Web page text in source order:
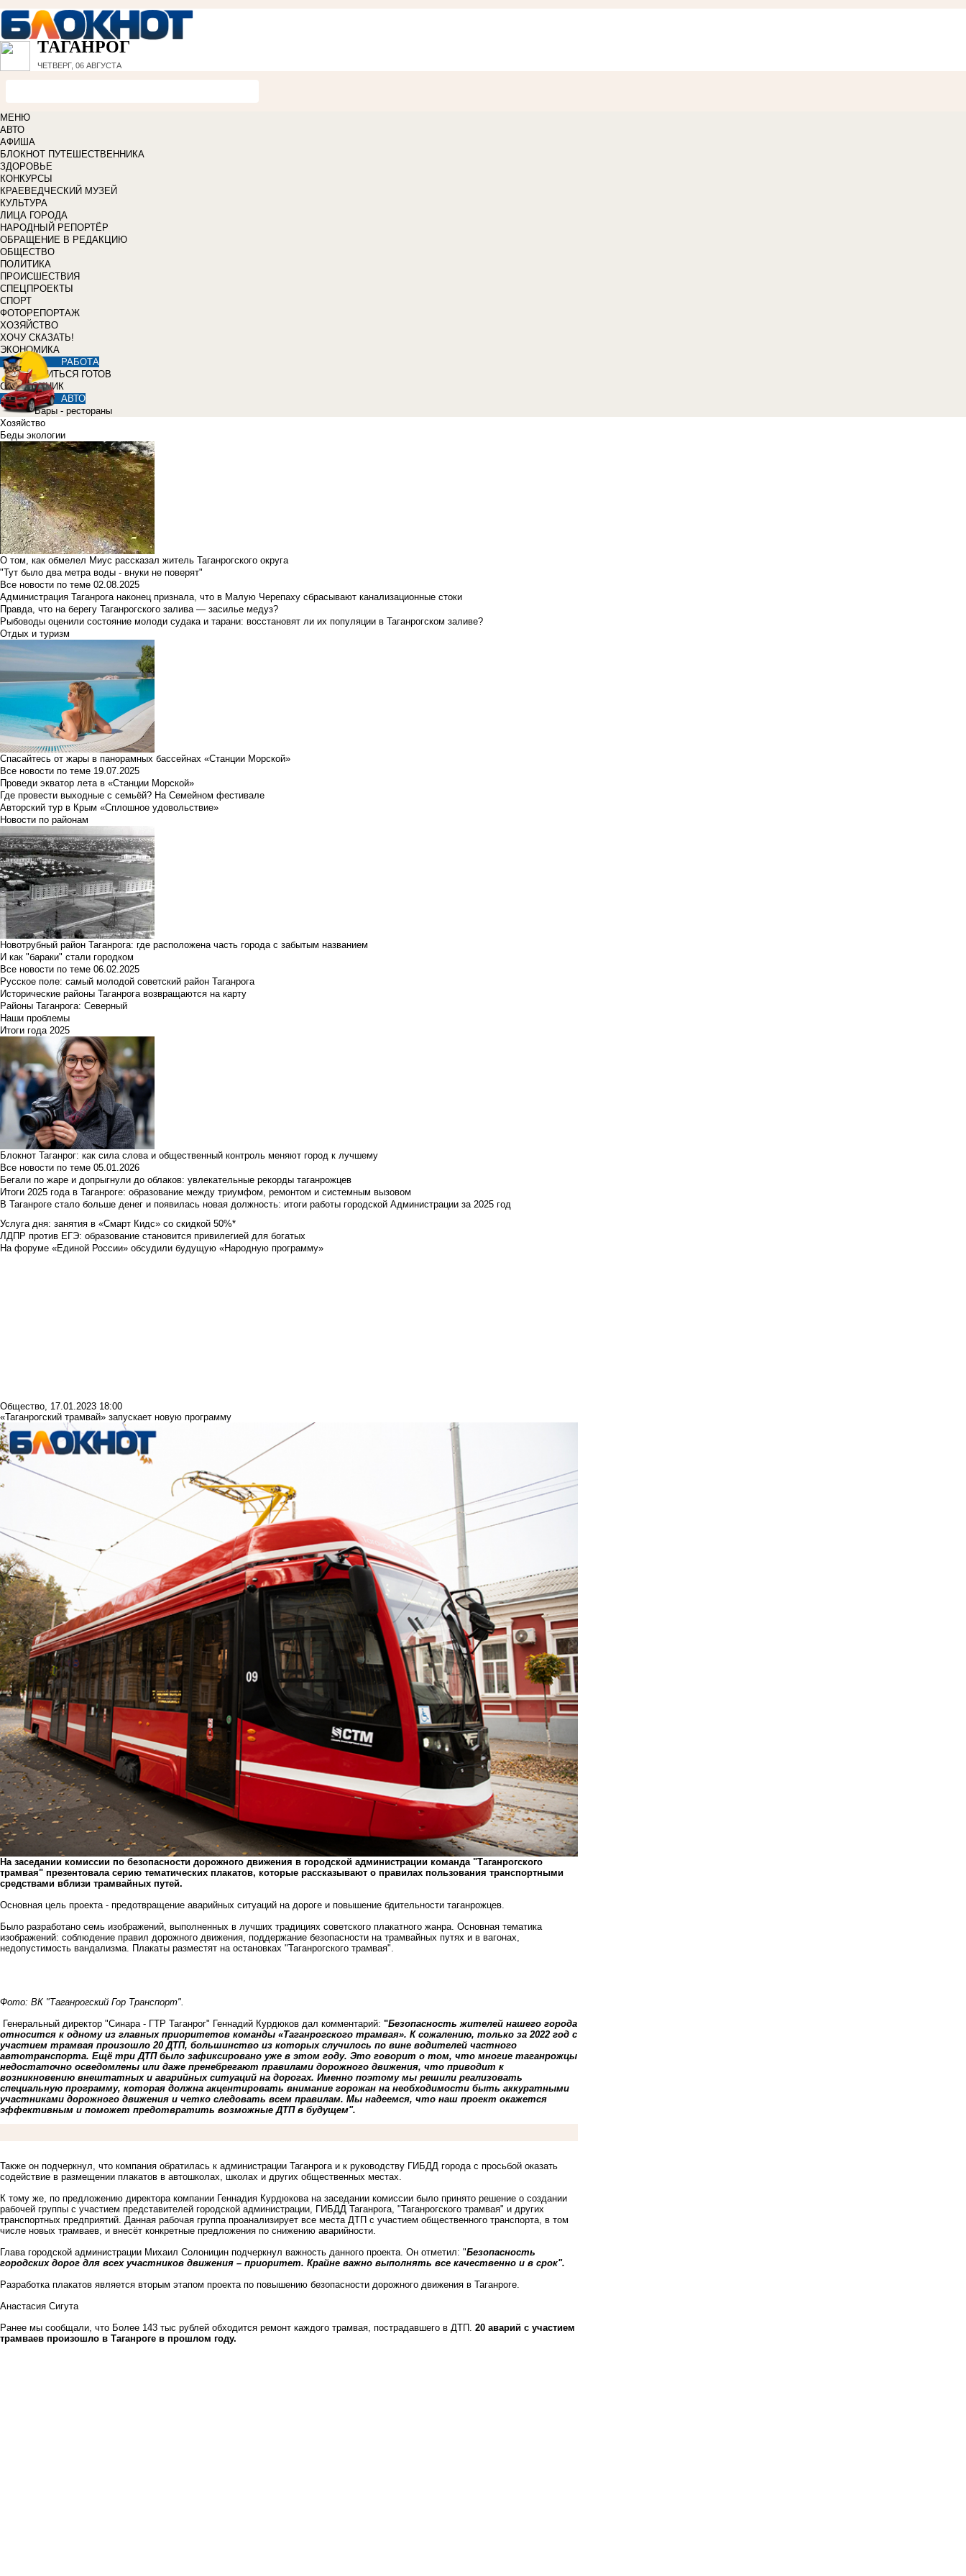
ТАГАНРОГ
ЧЕТВЕРГ, 06 АВГУСТА
МЕНЮ
АВТО
АФИША
БЛОКНОТ ПУТЕШЕСТВЕННИКА
ЗДОРОВЬЕ
КОНКУРСЫ
КРАЕВЕДЧЕСКИЙ МУЗЕЙ
КУЛЬТУРА
ЛИЦА ГОРОДА
НАРОДНЫЙ РЕПОРТЁР
ОБРАЩЕНИЕ В РЕДАКЦИЮ
ОБЩЕСТВО
ПОЛИТИКА
ПРОИСШЕСТВИЯ
СПЕЦПРОЕКТЫ
СПОРТ
ФОТОРЕПОРТАЖ
ХОЗЯЙСТВО
ХОЧУ СКАЗАТЬ!
ЭКОНОМИКА
РАБОТА
УЧИТЬСЯ ГОТОВ
СПРАВОЧНИК
АВТО
Бары - рестораны
Хозяйство
Беды экологии
О том, как обмелел Миус рассказал житель Таганрогского округа
"Тут было два метра воды - внуки не поверят"
Все новости по теме 02.08.2025
Администрация Таганрога наконец признала, что в Малую Черепаху сбрасывают канализационные стоки
Правда, что на берегу Таганрогского залива — засилье медуз?
Рыбоводы оценили состояние молоди судака и тарани: восстановят ли их популяции в Таганрогском заливе?
Отдых и туризм
Спасайтесь от жары в панорамных бассейнах «Станции Морской»
Все новости по теме 19.07.2025
Проведи экватор лета в «Станции Морской»
Где провести выходные с семьёй? На Семейном фестивале
Авторский тур в Крым «Сплошное удовольствие»
Новости по районам
Новотрубный район Таганрога: где расположена часть города с забытым названием
И как "бараки" стали городком
Все новости по теме 06.02.2025
Русское поле: самый молодой советский район Таганрога
Исторические районы Таганрога возвращаются на карту
Районы Таганрога: Северный
Наши проблемы
Итоги года 2025
Блокнот Таганрог: как сила слова и общественный контроль меняют город к лучшему
Все новости по теме 05.01.2026
Бегали по жаре и допрыгнули до облаков: увлекательные рекорды таганрожцев
Итоги 2025 года в Таганроге: образование между триумфом, ремонтом и системным вызовом
В Таганроге стало больше денег и появилась новая должность: итоги работы городской Администрации за 2025 год
Услуга дня: занятия в «Смарт Кидс» со скидкой 50%*
ЛДПР против ЕГЭ: образование становится привилегией для богатых
На форуме «Единой России» обсудили будущую «Народную программу»
Общество, 17.01.2023 18:00
«Таганрогский трамвай» запускает новую программу
На заседании комиссии по безопасности дорожного движения в городской администрации команда "Таганрогского
трамвая" презентовала серию тематических плакатов, которые рассказывают о правилах пользования транспортными
средствами вблизи трамвайных путей.
Основная цель проекта - предотвращение аварийных ситуаций на дороге и повышение бдительности таганрожцев.
Было разработано семь изображений, выполненных в лучших традициях советского плакатного жанра. Основная тематика
изображений: соблюдение правил дорожного движения, поддержание безопасности на трамвайных путях и в вагонах,
недопустимость вандализма. Плакаты разместят на остановках "Таганрогского трамвая".
Фото: ВК "Таганрогский Гор Транспорт".
Генеральный директор "Синара - ГТР Таганрог" Геннадий Курдюков дал комментарий: "Безопасность жителей нашего города
относится к одному из главных приоритетов команды «Таганрогского трамвая». К сожалению, только за 2022 год с
участием трамвая произошло 20 ДТП, большинство из которых случилось по вине водителей частного
автотранспорта. Ещё три ДТП было зафиксировано уже в этом году. Это говорит о том, что многие таганрожцы
недостаточно осведомлены или даже пренебрегают правилами дорожного движения, что приводит к
возникновению внештатных и аварийных ситуаций на дорогах. Именно поэтому мы решили реализовать
специальную программу, которая должна акцентировать внимание горожан на необходимости быть аккуратными
участниками дорожного движения и четко следовать всем правилам. Мы надеемся, что наш проект окажется
эффективным и поможет предотвратить возможные ДТП в будущем".
Также он подчеркнул, что компания обратилась к администрации Таганрога и к руководству ГИБДД города с просьбой оказать
содействие в размещении плакатов в автошколах, школах и других общественных местах.
К тому же, по предложению директора компании Геннадия Курдюкова на заседании комиссии было принято решение о создании
рабочей группы с участием представителей городской администрации, ГИБДД Таганрога, "Таганрогского трамвая" и других
транспортных предприятий. Данная рабочая группа проанализирует все места ДТП с участием общественного транспорта, в том
числе новых трамваев, и внесёт конкретные предложения по снижению аварийности.
Глава городской администрации Михаил Солоницин подчеркнул важность данного проекта. Он отметил: "Безопасность
городских дорог для всех участников движения – приоритет. Крайне важно выполнять все качественно и в срок".
Разработка плакатов является вторым этапом проекта по повышению безопасности дорожного движения в Таганроге.
Анастасия Сигута
Ранее мы сообщали, что Более 143 тыс рублей обходится ремонт каждого трамвая, пострадавшего в ДТП.
20 аварий с участием
трамваев произошло в Таганроге в прошлом году.